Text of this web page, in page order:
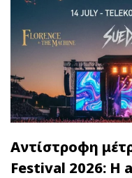
Αντίστροφη
Festival 2026: Η